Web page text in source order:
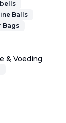
Balls
Bags
& Voeding